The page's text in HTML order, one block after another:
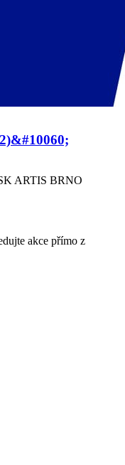
ARTIS BRNO
akce přímo z